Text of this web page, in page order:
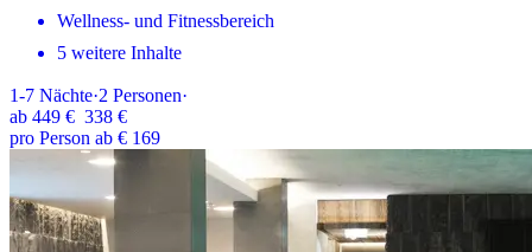
Wellness- und Fitnessbereich
5 weitere Inhalte
1-7 Nächte·2 Personen·
ab 449 € 338 €
pro Person ab € 169